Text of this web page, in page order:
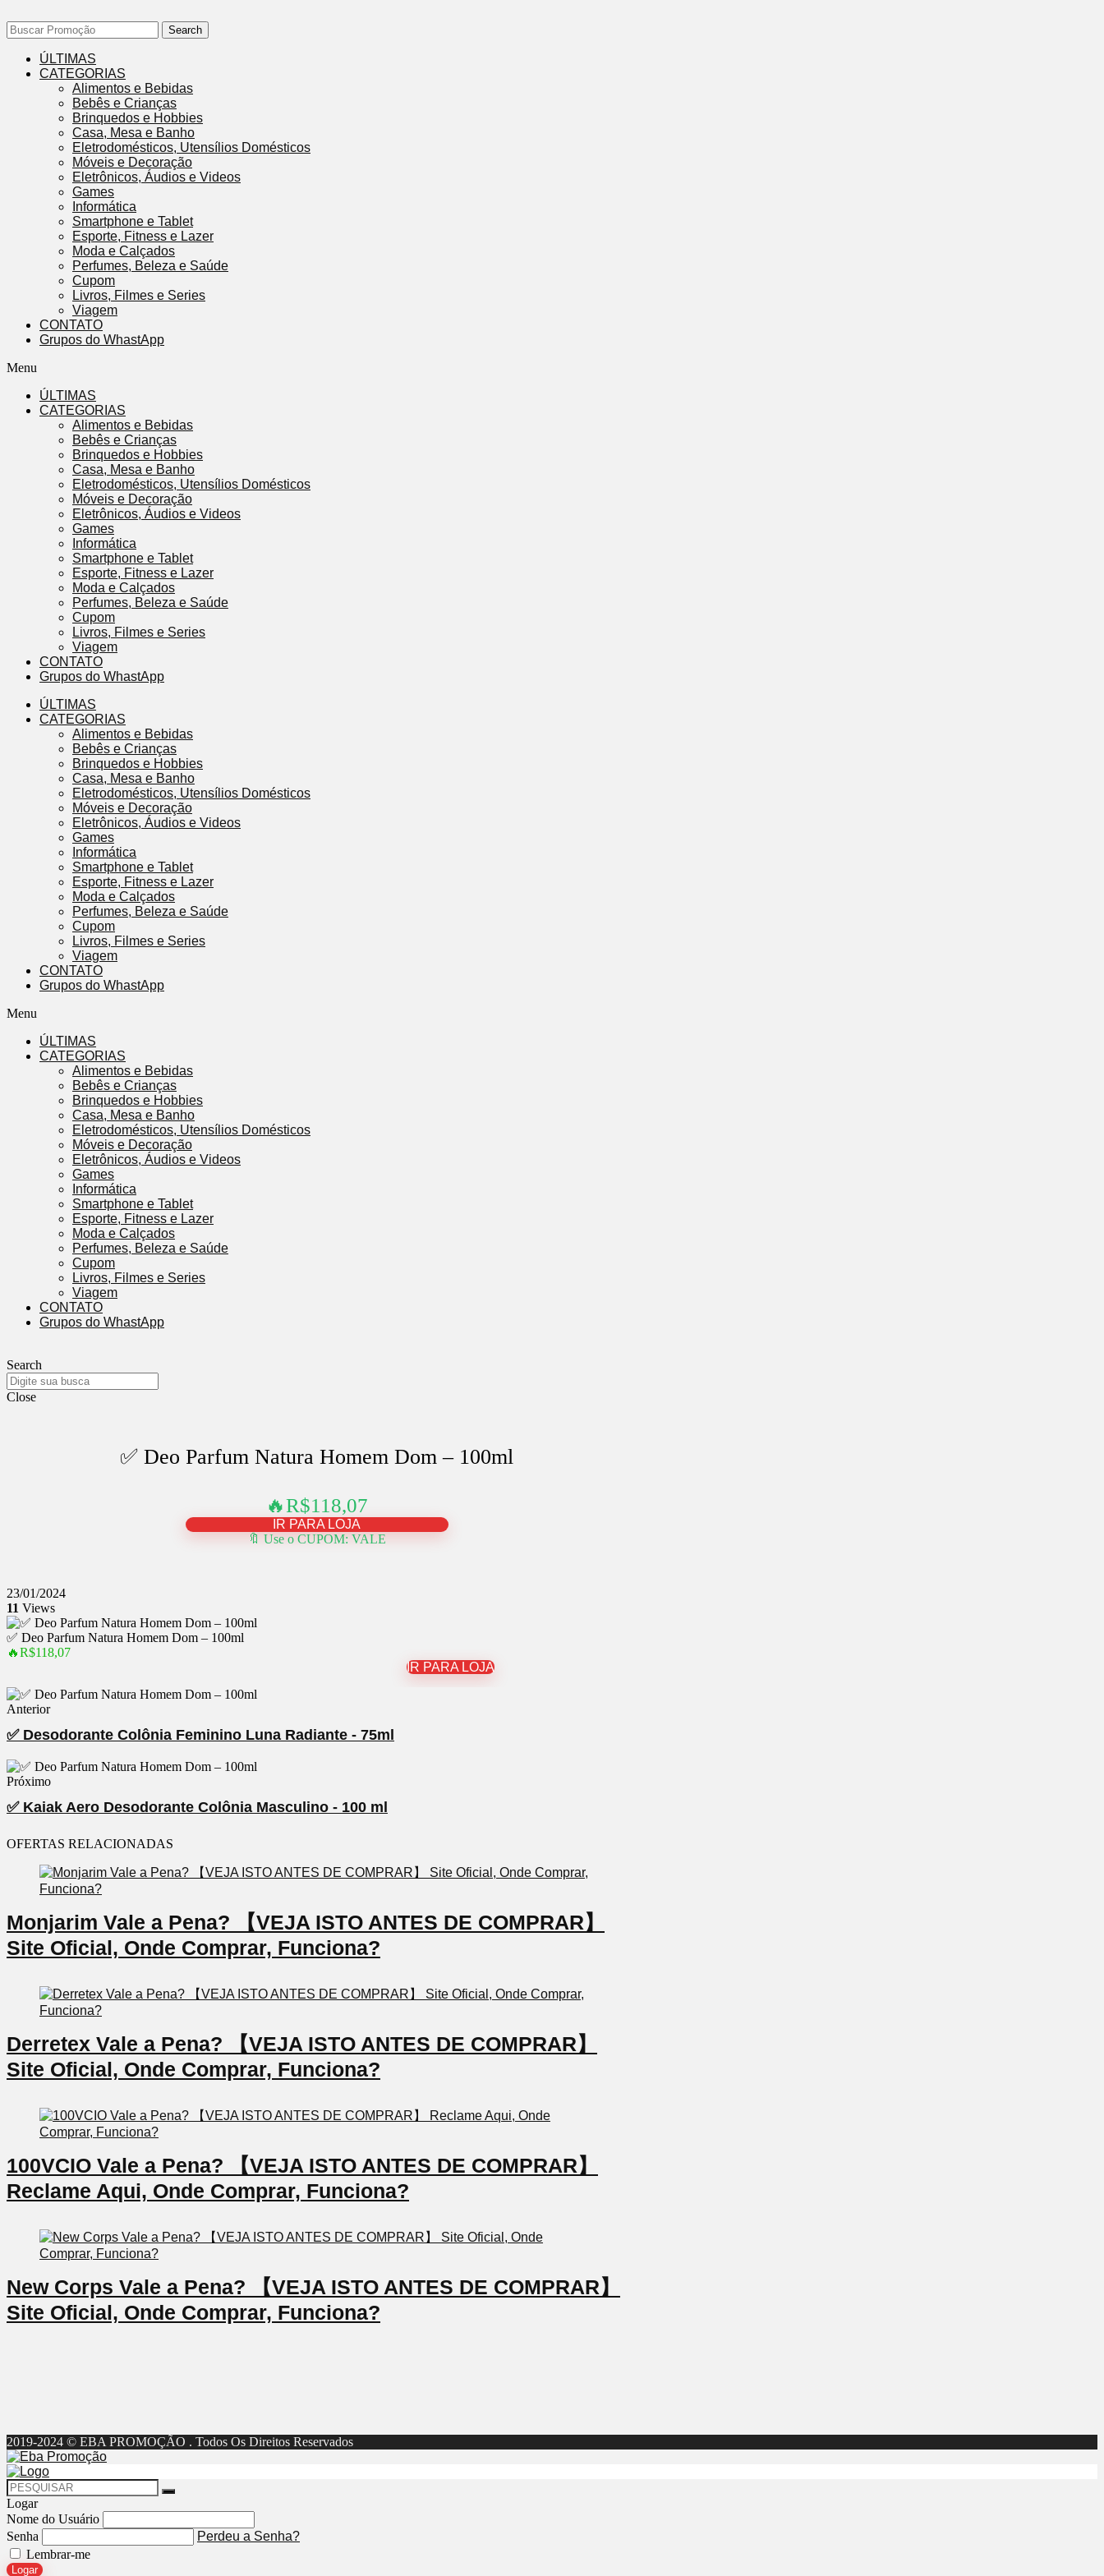
Search
ÚLTIMAS
CATEGORIAS
Alimentos e Bebidas
Bebês e Crianças
Brinquedos e Hobbies
Casa, Mesa e Banho
Eletrodomésticos, Utensílios Domésticos
Móveis e Decoração
Eletrônicos, Áudios e Videos
Games
Informática
Smartphone e Tablet
Esporte, Fitness e Lazer
Moda e Calçados
Perfumes, Beleza e Saúde
Cupom
Livros, Filmes e Series
Viagem
CONTATO
Grupos do WhastApp
Menu
ÚLTIMAS
CATEGORIAS
Alimentos e Bebidas
Bebês e Crianças
Brinquedos e Hobbies
Casa, Mesa e Banho
Eletrodomésticos, Utensílios Domésticos
Móveis e Decoração
Eletrônicos, Áudios e Videos
Games
Informática
Smartphone e Tablet
Esporte, Fitness e Lazer
Moda e Calçados
Perfumes, Beleza e Saúde
Cupom
Livros, Filmes e Series
Viagem
CONTATO
Grupos do WhastApp
ÚLTIMAS
CATEGORIAS
Alimentos e Bebidas
Bebês e Crianças
Brinquedos e Hobbies
Casa, Mesa e Banho
Eletrodomésticos, Utensílios Domésticos
Móveis e Decoração
Eletrônicos, Áudios e Videos
Games
Informática
Smartphone e Tablet
Esporte, Fitness e Lazer
Moda e Calçados
Perfumes, Beleza e Saúde
Cupom
Livros, Filmes e Series
Viagem
CONTATO
Grupos do WhastApp
Menu
ÚLTIMAS
CATEGORIAS
Alimentos e Bebidas
Bebês e Crianças
Brinquedos e Hobbies
Casa, Mesa e Banho
Eletrodomésticos, Utensílios Domésticos
Móveis e Decoração
Eletrônicos, Áudios e Videos
Games
Informática
Smartphone e Tablet
Esporte, Fitness e Lazer
Moda e Calçados
Perfumes, Beleza e Saúde
Cupom
Livros, Filmes e Series
Viagem
CONTATO
Grupos do WhastApp
Search
Close
✅ Deo Parfum Natura Homem Dom – 100ml
🔥R$118,07
IR PARA LOJA
🔖 Use o CUPOM: VALE
23/01/2024
11 Views
✅ Deo Parfum Natura Homem Dom – 100ml
🔥R$118,07
IR PARA LOJA
Anterior
✅ Desodorante Colônia Feminino Luna Radiante - 75ml
Próximo
✅ Kaiak Aero Desodorante Colônia Masculino - 100 ml
OFERTAS RELACIONADAS
Monjarim Vale a Pena? 【VEJA ISTO ANTES DE COMPRAR】
Site Oficial, Onde Comprar, Funciona?
Derretex Vale a Pena? 【VEJA ISTO ANTES DE COMPRAR】
Site Oficial, Onde Comprar, Funciona?
100VCIO Vale a Pena? 【VEJA ISTO ANTES DE COMPRAR】
Reclame Aqui, Onde Comprar, Funciona?
New Corps Vale a Pena? 【VEJA ISTO ANTES DE COMPRAR】
Site Oficial, Onde Comprar, Funciona?
2019-2024 © EBA PROMOÇÃO . Todos Os Direitos Reservados
Logar
Nome do Usuário
Senha
Perdeu a Senha?
Lembrar-me
Logar